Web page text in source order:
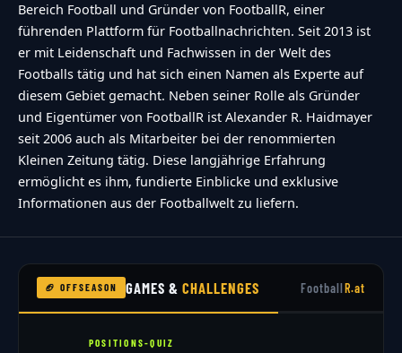
Bereich Football und Gründer von FootballR, einer
führenden Plattform für Footballnachrichten. Seit 2013 ist
er mit Leidenschaft und Fachwissen in der Welt des
Footballs tätig und hat sich einen Namen als Experte auf
diesem Gebiet gemacht. Neben seiner Rolle als Gründer
und Eigentümer von FootballR ist Alexander R. Haidmayer
seit 2006 auch als Mitarbeiter bei der renommierten
Kleinen Zeitung tätig. Diese langjährige Erfahrung
ermöglicht es ihm, fundierte Einblicke und exklusive
Informationen aus der Footballwelt zu liefern.
🏈 OFFSEASON GAMES &CHALLENGES FootballR.at
POSITIONS-QUIZ